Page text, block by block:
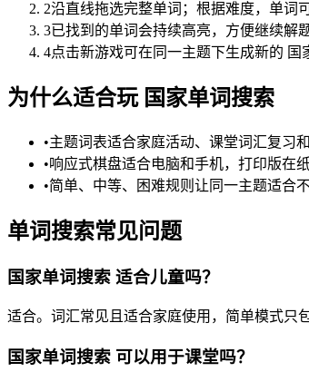
2沿直线拖选完整单词；根据难度，单词
3已找到的单词会持续高亮，方便继续解题
4点击新游戏可在同一主题下生成新的 国
为什么适合玩 国家单词搜索
•主题词表适合家庭活动、课堂词汇复习
•响应式棋盘适合电脑和手机，打印版在
•简单、中等、困难规则让同一主题适合
单词搜索常见问题
国家单词搜索 适合儿童吗？
适合。词汇常见且适合家庭使用，简单模式只
国家单词搜索 可以用于课堂吗？